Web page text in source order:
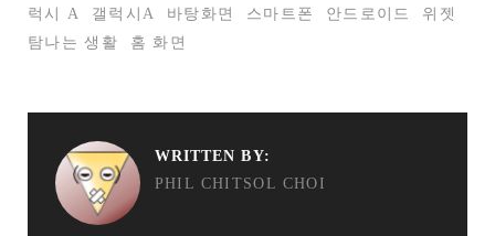
럭시 A
갤럭시A 바탕화면 스마트폰 안드로이드
위젯
탐나는 생활
홈 화면
WRITTEN BY:
PHIL CHITSOL CHOI